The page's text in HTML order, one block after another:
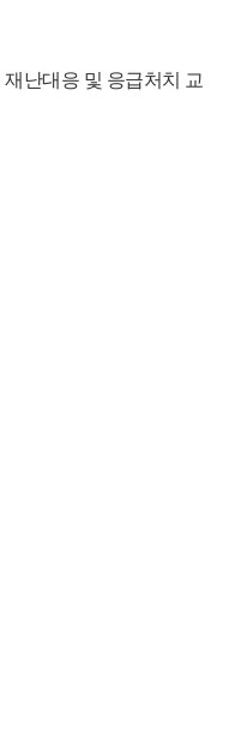
재난대응 및 응급처치 교